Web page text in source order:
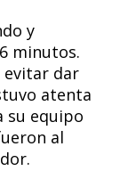
y
minutos.
evitar dar
atenta
su equipo
al